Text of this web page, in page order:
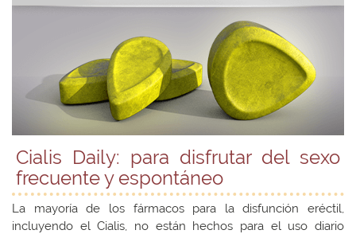
Cialis Daily: para disfrutar del sexo
frecuente y espontáneo
La mayoría de los fármacos para la disfunción eréctil,
incluyendo el Cialis, no están hechos para el uso diario